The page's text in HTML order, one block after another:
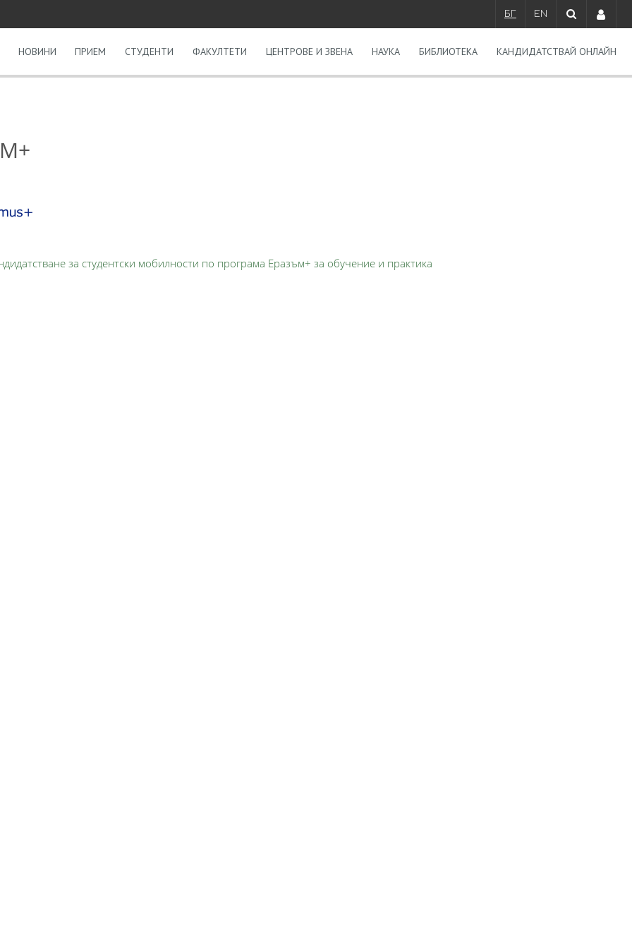
БГ EN
НОВИНИ ПРИЕМ СТУДЕНТИ ФАКУЛТЕТИ ЦЕНТРОВЕ И ЗВЕНА НАУКА БИБЛИОТЕКА КАНДИДАТСТВАЙ ОНЛАЙН
за студентски мобилности по програма Еразъм+ за обучение и практика